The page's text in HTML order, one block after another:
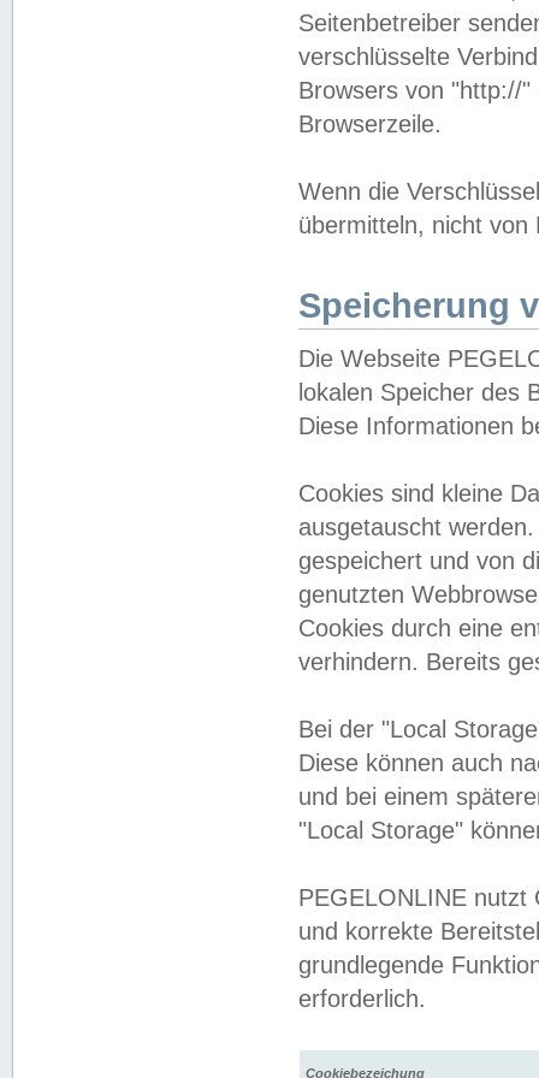
Seitenbetreiber
verschlüsselte
Browsers von "http://
Browserzeile.
Wenn die
übermitteln, nicht von
Speicherung
Die Webseite
lokalen Speicher des
Diese Informationen
Cookies sind kleine
ausgetauscht
gespeichert und von
genutzten
Cookies durch eine
verhindern. Bereits
Bei der "Local
Diese können auch
und bei einem
"Local Storage"
PEGELONLINE nutzt
und korrekte
grundlegende
erforderlich.
Cookiebezeichung